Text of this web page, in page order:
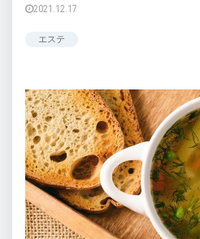
2021.12.17
エステ